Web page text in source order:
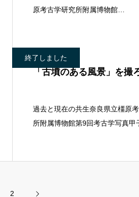
原考古学研究所附属博物館
終了しました
「古墳のある風景」を撮
過去と現在の共生奈良県立橿原
所附属博物館第9回考古学写真甲
2